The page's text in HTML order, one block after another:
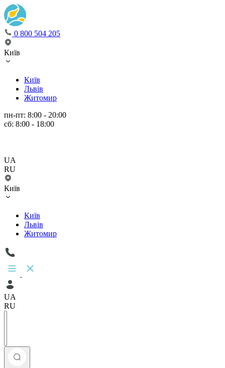
0 800 504 205
Київ
Київ
Львів
Житомир
пн-пт: 8:00 - 20:00
сб: 8:00 - 18:00
UA
RU
Київ
Київ
Львів
Житомир
UA
RU